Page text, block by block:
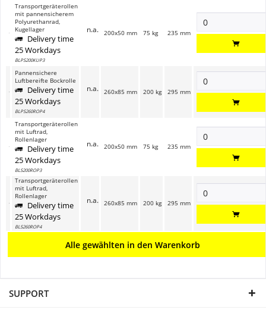
Transportgeräterollen
mit pannensicherem
Polyurethanrad,
Kugellager
Delivery time
25 Workdays
BLPS200KUP3
n.a. 200x50 mm 75 kg 235 mm
Pannensichere
Luftbereifte Bockrolle
Delivery time
25 Workdays
BLPS260ROP4
n.a. 260x85 mm 200 kg 295 mm
Transportgeräterollen
mit Luftrad,
Rollenlager
Delivery time
25 Workdays
BLS200ROP3
n.a. 200x50 mm 75 kg 235 mm
Transportgeräterollen
mit Luftrad,
Rollenlager
Delivery time
25 Workdays
BLS260ROP4
n.a. 260x85 mm 200 kg 295 mm
Alle gewählten in den Warenkorb
SUPPORT